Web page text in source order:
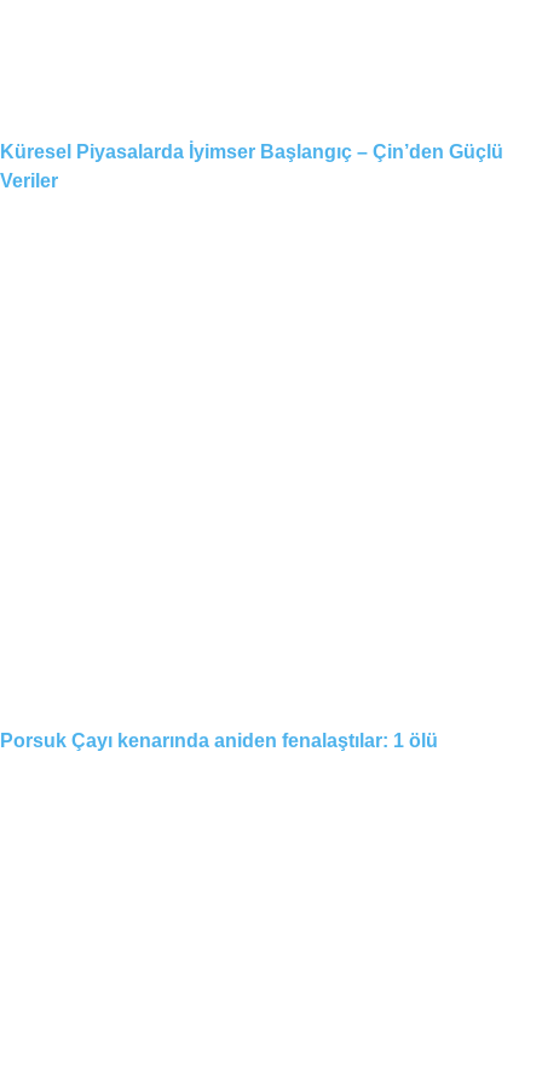
Küresel Piyasalarda İyimser Başlangıç – Çin’den Güçlü
Veriler
Porsuk Çayı kenarında aniden fenalaştılar: 1 ölü